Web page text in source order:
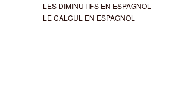
LES DIMINUTIFS EN ESPAGNOL
LE CALCUL EN ESPAGNOL